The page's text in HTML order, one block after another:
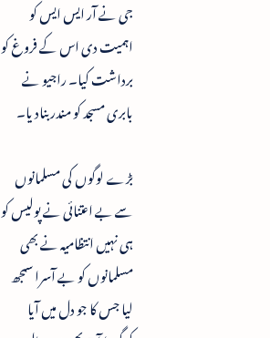
جی نے آر ایس ایس کو
اہمیت دی اس کے فروغ کو
برداشت کیا۔ راجیو نے
بابری مسجد کو مندر بنادیا۔
بڑے لوگوں کی مسلمانوں
سے بے اعتنائی نے پولیس کو
ہی نہیں انتظامیہ نے بھی
مسلمانوں کو بے آسرا سمجھ
لیا جس کا جو دل میں آیا